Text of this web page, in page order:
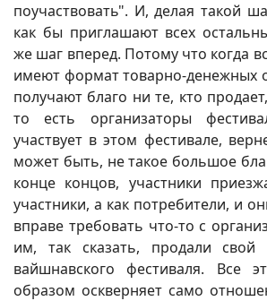
поучаствовать". И, делая такой
как бы приглашают всех
же шаг вперед. Потому что когда
имеют формат товарно-денежных
получают благо ни те, кто
то есть организаторы
участвует в этом фестивале,
может быть, не такое большое
конце концов, участники
участники, а как потребители, и
вправе требовать что-то с
им, так сказать, продали свой
вайшнавского фестиваля. Все
образом оскверняет само